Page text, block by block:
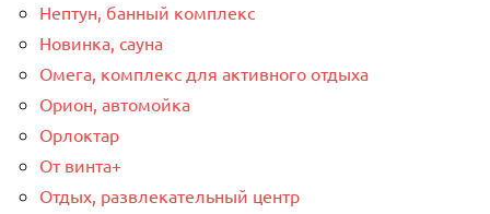
Нептун, банный комплекс
Новинка, сауна
Омега, комплекс для активного отдыха
Орион, автомойка
Орлоктар
От винта+
Отдых, развлекательный центр